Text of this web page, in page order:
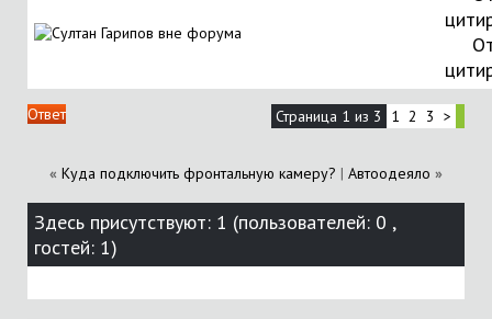
Ответ Страница 1 из 3 1 2 3 >
« Куда подключить фронтальную камеру? | Автоодеяло »
Здесь присутствуют: 1 (пользователей: 0 ,
гостей: 1)